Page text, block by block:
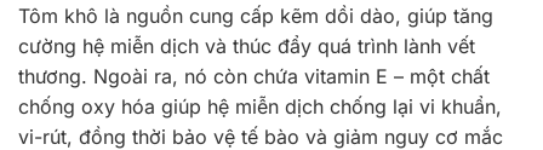
Tôm khô là nguồn cung cấp kẽm dồi dào, giúp tăng
cường hệ miễn dịch và thúc đẩy quá trình lành vết
thương. Ngoài ra, nó còn chứa vitamin E – một chất
chống oxy hóa giúp hệ miễn dịch chống lại vi khuẩn,
vi-rút, đồng thời bảo vệ tế bào và giảm nguy cơ mắc